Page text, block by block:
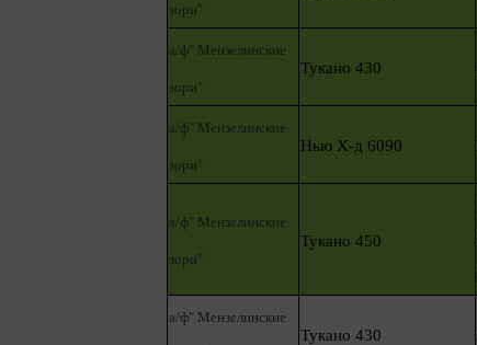
зори"
а/ф" Мензелинские
зори"
Тукано 430
а/ф" Мензелинские
зори"
Нью Х-д 6090
а/ф" Мензелинские
зори"
Тукано 450
а/ф" Мензелинские
Тукано 430